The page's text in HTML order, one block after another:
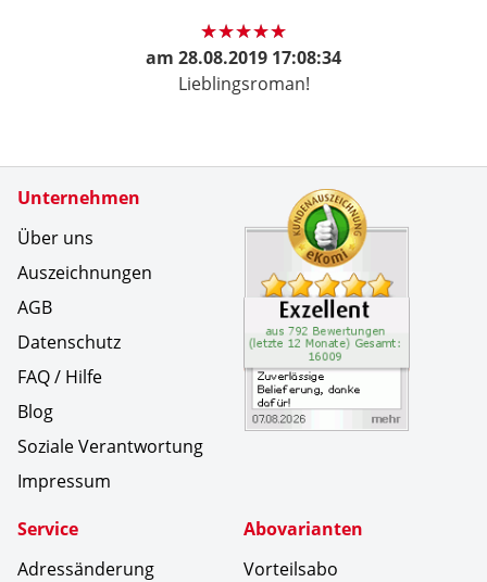
am 28.08.2019 17:08:34
Lieblingsroman!
Unternehmen
Über uns
Auszeichnungen
AGB
Datenschutz
FAQ / Hilfe
Blog
Soziale Verantwortung
Impressum
Service
Adressänderung
Abovarianten
Vorteilsabo
Zertifikate